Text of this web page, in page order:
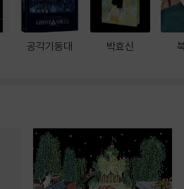
공각기동대 박효신